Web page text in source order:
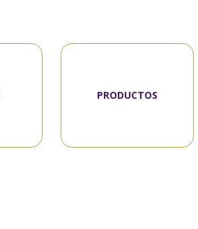
PRODUCTOS